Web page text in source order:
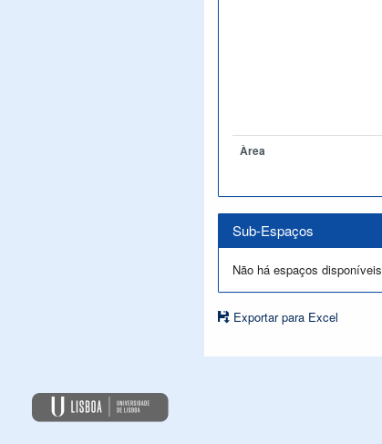
Àrea
Sub-Espaços
Não há espaços disponíveis
Exportar para Excel